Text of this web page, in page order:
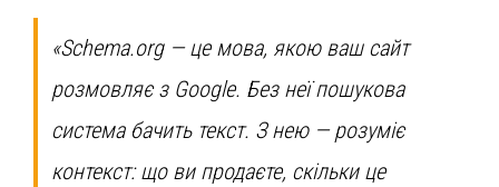
«Schema.org — це мова, якою ваш сайт
розмовляє з Google. Без неї пошукова
система бачить текст. З нею — розуміє
контекст: що ви продаєте, скільки це